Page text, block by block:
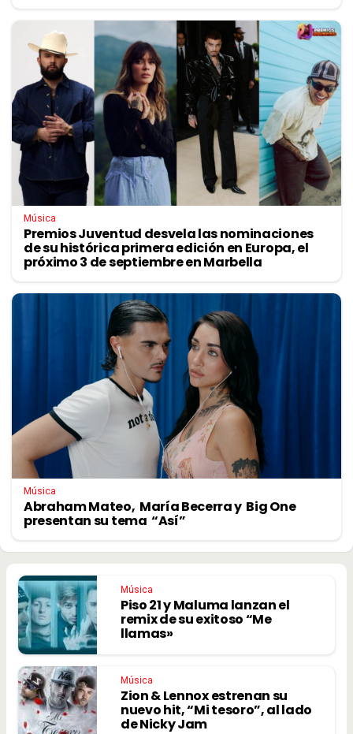
Música
Premios Juventud desvela las nominaciones
de su histórica primera edición en Europa, el
próximo 3 de septiembre en Marbella
Música
Abraham Mateo, María Becerra y Big One
presentan su tema “Así”
Música
Piso 21 y Maluma lanzan el
remix de su exitoso “Me
llamas»
Música
Zion & Lennox estrenan su
nuevo hit, “Mi tesoro”, al lado
de Nicky Jam